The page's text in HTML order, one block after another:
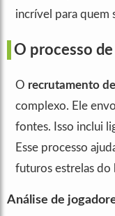
incrível para quem
O processo
O recrutamento
complexo. Ele
fontes. Isso inclui
Esse processo
futuros estrelas do
Análise de